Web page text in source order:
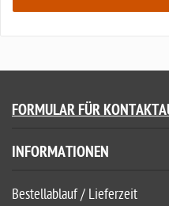
FORMULAR FÜR
INFORMATIONEN
Bestellablauf / Lieferzeit